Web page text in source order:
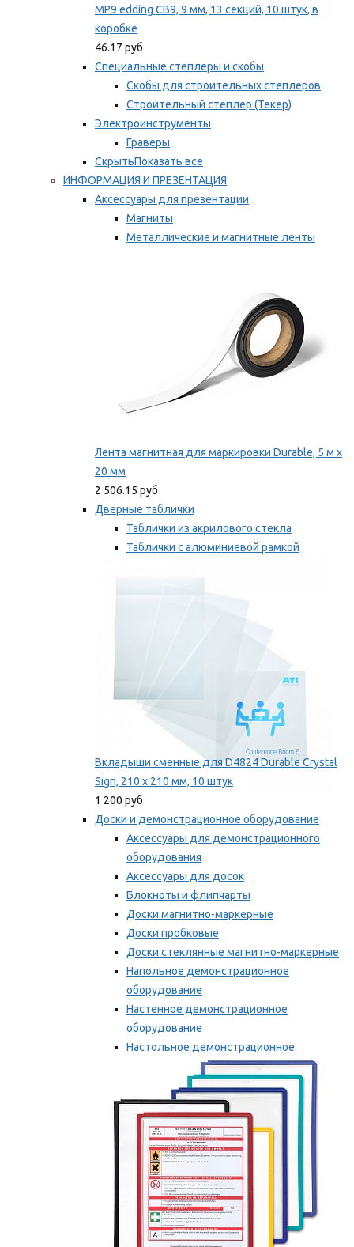
MP9 edding CB9, 9 мм, 13 секций, 10 штук, в
коробке
46.17 руб
Специальные степлеры и скобы
Скобы для строительных степлеров
Строительный степлер (Текер)
Электроинструменты
Граверы
СкрытьПоказать все
ИНФОРМАЦИЯ И ПРЕЗЕНТАЦИЯ
Аксессуары для презентации
Магниты
Металлические и магнитные ленты
Лента магнитная для маркировки Durable, 5 м х
20 мм
2 506.15 руб
Дверные таблички
Таблички из акрилового стекла
Таблички с алюминиевой рамкой
Вкладыши сменные для D4824 Durable Crystal
Sign, 210 x 210 мм, 10 штук
1 200 руб
Доски и демонстрационное оборудование
Аксессуары для демонстрационного
оборудования
Аксессуары для досок
Блокноты и флипчарты
Доски магнитно-маркерные
Доски пробковые
Доски стеклянные магнитно-маркерные
Напольное демонстрационное
оборудование
Настенное демонстрационное
оборудование
Настольное демонстрационное
оборудование
Мы рекомендуем